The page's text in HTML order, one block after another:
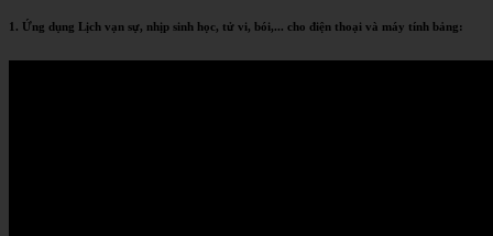
1. Ứng dụng Lịch vạn sự, nhịp sinh học, tử vi, bói,... cho điện thoại và máy tính bảng: